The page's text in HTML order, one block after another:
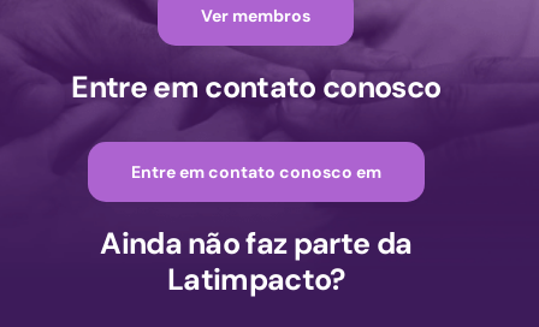
Ver membros
Entre em contato conosco
Entre em contato conosco em
Ainda não faz parte da
Latimpacto?